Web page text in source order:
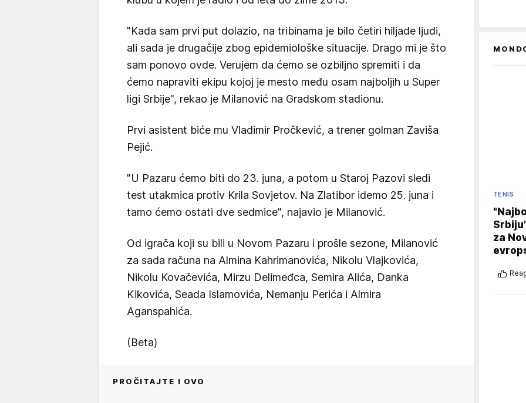
"Kada sam prvi put dolazio, na tribinama je bilo četiri hiljade ljudi,
ali sada je drugačije zbog epidemiološke situacije. Drago mi je što
sam ponovo ovde. Verujem da ćemo se ozbiljno spremiti i da
ćemo napraviti ekipu kojoj je mesto među osam najboljih u Super
ligi Srbije", rekao je Milanović na Gradskom stadionu.
Prvi asistent biće mu Vladimir Pročkević, a trener golman Zaviša
Pejić.
"U Pazaru ćemo biti do 23. juna, a potom u Staroj Pazovi sledi
test utakmica protiv Krila Sovjetov. Na Zlatibor idemo 25. juna i
tamo ćemo ostati dve sedmice", najavio je Milanović.
Od igrača koji su bili u Novom Pazaru i prošle sezone, Milanović
za sada računa na Almina Kahrimanovića, Nikolu Vlajkovića,
Nikolu Kovačevića, Mirzu Delimeđca, Semira Alića, Danka
Kikovića, Seada Islamovića, Nemanju Perića i Almira
Aganspahića.
(Beta)
PROČITAJTE I OVO
TENIS
za